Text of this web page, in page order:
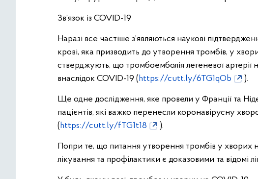
Зв’язок із COVID-19
Наразі все частіше з’являються наукові
крові, яка призводить до утворення тромбів, у
стверджують, що тромбоемболія легеневої
внаслідок COVID-19 ( https://cutt.ly/6TG1qOb ).
Ще одне дослідження, яке провели у Франції та
пацієнтів, які важко перенесли коронавірусну
( https://cutt.ly/fTG1t18 ).
Попри те, що питання утворення тромбів у хворих
лікування та профілактики є доказовими та відомі